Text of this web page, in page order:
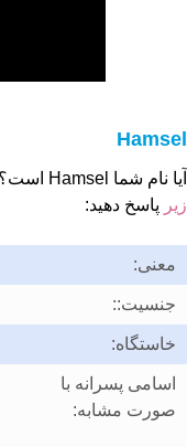
Hamsel
آیا نام شما Hamsel است؟ لطفا برای بهبود این پروفایل به
زیر پاسخ دهید:
معنی:
جنسیت::
خاستگاه:
اسامی پسرانه با
صورت مشابه: